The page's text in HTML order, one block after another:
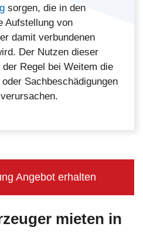
sorgen, die in den
Aufstellung von
damit verbundenen
Der Nutzen dieser
Regel bei Weitem die
Sachbeschädigungen
Angebot erhalten
mieten in